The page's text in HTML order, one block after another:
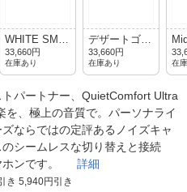
WHITE SMO
KE
33,660円
在庫あり
デザートゴー
ルド
33,660円
在庫あり
et
在
パートナー、QuietComfort Ultra
、極上の音質で。パーソナライ
ならではの定評あるノイズキャ
シームレスな切り替えと接続
ホンです。 詳細
き 5,940円引き